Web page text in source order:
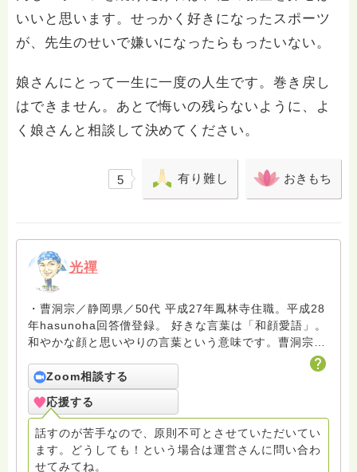
いいと思います。せっかく好きになったスポーツ
が、先生のせいで嫌いになったらもったいない。
娘さんにとって一生に一度の人生です。巻き戻し
はできません。あとで悔いの残らないように、よ
く娘さんと相談して決めてください。
5 有り難し おきもち
光禪
・曹洞宗／静岡県／50代 平成27年鳳林寺住職。平成28
年hasunoha回答僧登録。 好きな言葉は「和顔愛語」。
和やかな顔と思いやりの言葉という意味です。曹洞宗開
祖道元禅師は、愛語には世界を一変させる力があると仰
っています。回答には厳しい言葉を入れることもありま
すが、相手を思いやる気持ちがあってこその言葉と捉
え、受け止めていただきたいです。 ※質問の答えについ
て、話の大筋は変えませんが、投稿してから誤字脱字を
直したり、内容をよりわかりやすくするため、若干加筆
修正することがあります。ご了承ください。 ※「お
Zoom相談する
応援する
話すのが苦手なので、原則不可とさせていただいてい
ます。どうしても！という場合は運営さんに問い合わ
せてみてね。